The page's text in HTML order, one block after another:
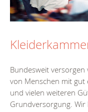
Bundesweit versorgen
von Menschen mit gut
und vielen weiteren
Grundversorgung.